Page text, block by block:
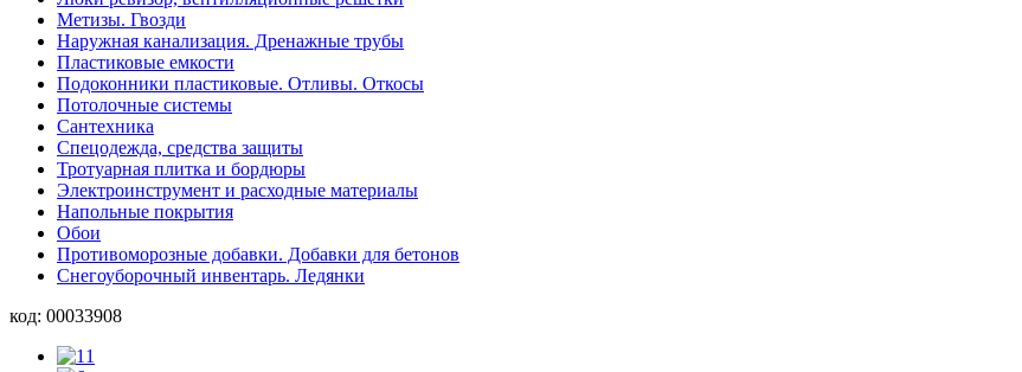
Метизы. Гвозди
Наружная канализация. Дренажные трубы
Пластиковые емкости
Подоконники пластиковые. Отливы. Откосы
Потолочные системы
Сантехника
Спецодежда, средства защиты
Тротуарная плитка и бордюры
Электроинструмент и расходные материалы
Напольные покрытия
Обои
Противоморозные добавки. Добавки для бетонов
Снегоуборочный инвентарь. Ледянки
код: 00033908